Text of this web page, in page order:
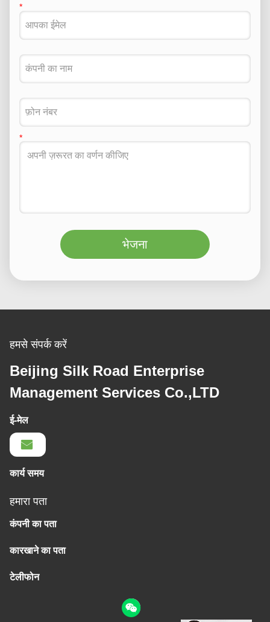
भेजना
हमसे संपर्क करें
Beijing Silk Road Enterprise
Management Services Co.,LTD
ई-मेल
कार्य समय
हमारा पता
कंपनी का पता
कारखाने का पता
टेलीफोन